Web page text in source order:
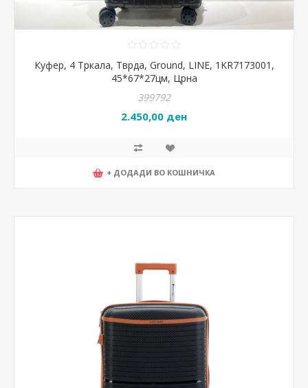
Куфер, 4 Тркала, Тврда, Ground, LINE, 1KR7173001,
45*67*27цм, Црна
399792
2.450,00 ден
+ ДОДАДИ ВО КОШНИЧКА